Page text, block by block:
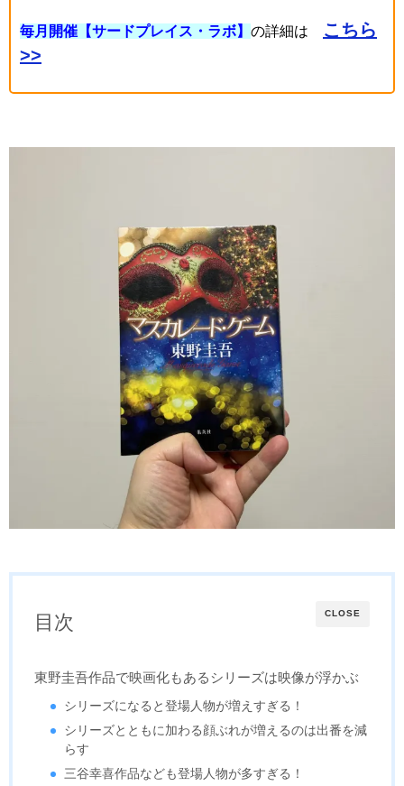
毎月開催【サードプレイス・ラボ】 の詳細は
こちら
>>
CLOSE
目次
東野圭吾作品で映画化もあるシリーズは映像が浮かぶ
シリーズになると登場人物が増えすぎる！
シリーズとともに加わる顔ぶれが増えるのは出番を減
らす
三谷幸喜作品なども登場人物が多すぎる！